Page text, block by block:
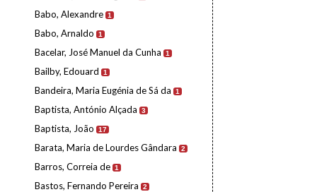
Babo, Alexandre 1
Babo, Arnaldo 1
Bacelar, José Manuel da Cunha 1
Bailby, Edouard 1
Bandeira, Maria Eugénia de Sá da 1
Baptista, António Alçada 3
Baptista, João 17
Barata, Maria de Lourdes Gândara 2
Barros, Correia de 1
Bastos, Fernando Pereira 2